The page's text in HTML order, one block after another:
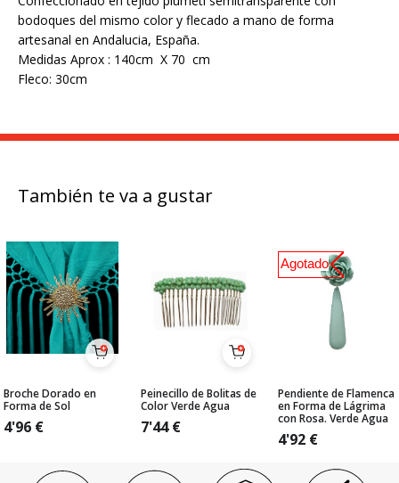
bodoques del mismo color y flecado a mano de forma
artesanal en Andalucia, España.
Medidas Aprox : 140cm X 70 cm
Fleco: 30cm
También te va a gustar
Broche Dorado en
Forma de Sol
4'96 €
Peinecillo de Bolitas de
Color Verde Agua
7'44€
Pendiente de Flamenca
en Forma de Lágrima
con Rosa. Verde Agua
4'92 €
Agotado